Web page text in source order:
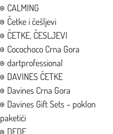
CALMING
Četke i češljevi
ČETKE, ČESLJEVI
Cocochoco Crna Gora
dartprofessional
DAVINES ČETKE
Davines Crna Gora
Davines Gift Sets – poklon
paketići
DEDE